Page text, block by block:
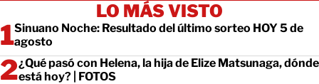
LO MÁS VISTO
Sinuano Noche: Resultado del último sorteo HOY 5 de
agosto
¿Qué pasó con Helena, la hija de Elize Matsunaga, dónde
está hoy? | FOTOS